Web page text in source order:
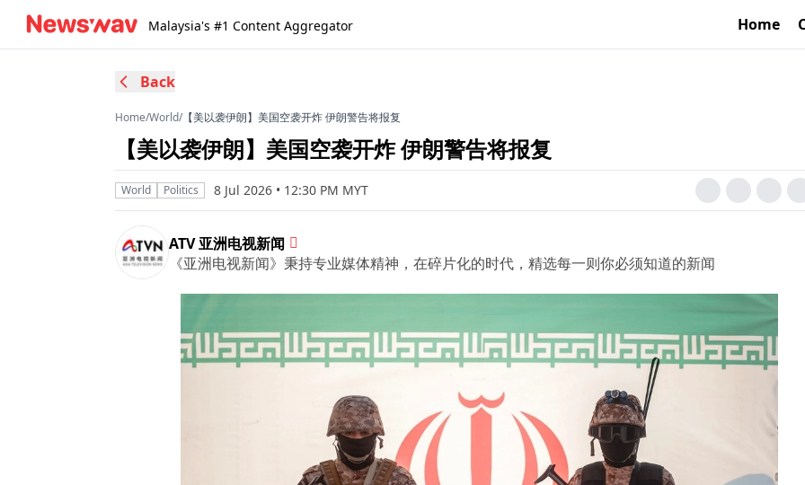
Malaysia's #1 Content Aggregator Home
Back
Home/World/ 【美以袭伊朗】美国空袭开炸 伊朗警告将报复
【美以袭伊朗】美国空袭开炸 伊朗警告将报复
World Politics 8 Jul 2026 • 12:30 PM MYT
ATV 亚洲电视新闻
《亚洲电视新闻》秉持专业媒体精神，在碎片化的时代，精选每一则你必须知道的新闻